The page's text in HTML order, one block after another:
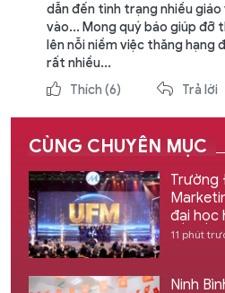
dẫn đến tình trạng nhiều giáo
vào... Mong quý báo giúp đỡ
lên nỗi niềm việc thăng hạng
rất nhiều...
Thích (6) Trả lời
CÙNG CHUYÊN MỤC
Trường
đại học
11 phút
Ninh